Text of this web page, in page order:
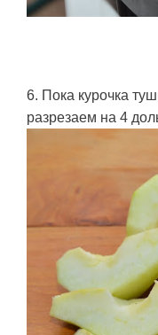
6. Пока курочка
разрезаем на 4